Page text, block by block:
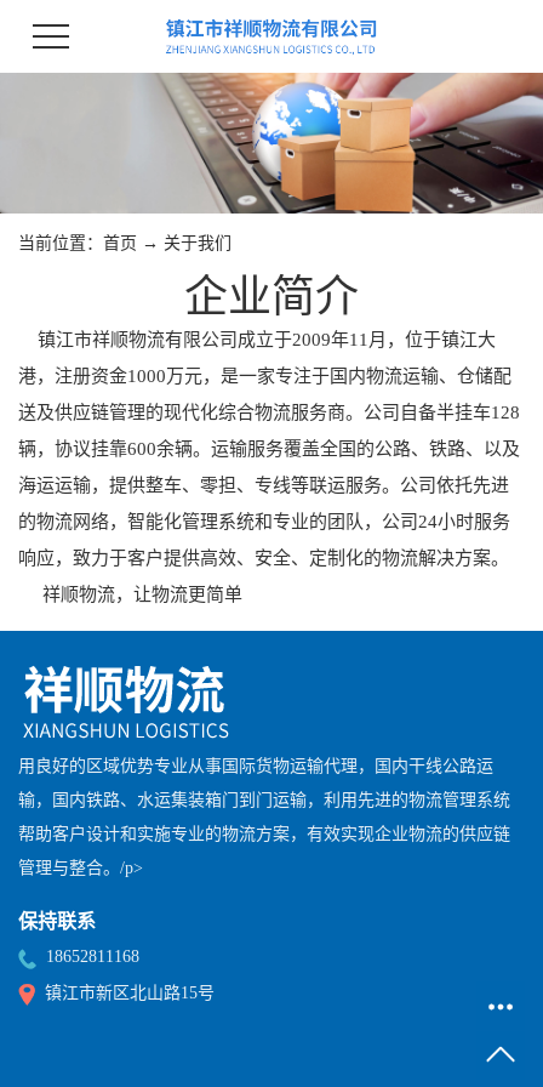
当前位置： 首页 → 关于我们
企业简介
镇江市祥顺物流有限公司成立于2009年11月，位于镇江大
港，注册资金1000万元，是一家专注于国内物流运输、仓储配
送及供应链管理的现代化综合物流服务商。公司自备半挂车128
辆，协议挂靠600余辆。运输服务覆盖全国的公路、铁路、以及
海运运输，提供整车、零担、专线等联运服务。公司依托先进
的物流网络，智能化管理系统和专业的团队，公司24小时服务
响应，致力于客户提供高效、安全、定制化的物流解决方案。
祥顺物流，让物流更简单
用良好的区域优势专业从事国际货物运输代理，国内干线公路运
输，国内铁路、水运集装箱门到门运输，利用先进的物流管理系统
帮助客户设计和实施专业的物流方案，有效实现企业物流的供应链
管理与整合。/p>
保持联系
18652811168
镇江市新区北山路15号